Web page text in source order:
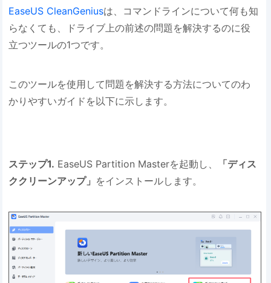
EaseUS CleanGeniusは、コマンドラインについて何も知
らなくても、ドライブ上の前述の問題を解決するのに役
立つツールの1つです。
このツールを使用して問題を解決する方法についてのわ
かりやすいガイドを以下に示します。
ステップ1. EaseUS Partition Masterを起動し、
「ディス
ククリーンアップ」 をインストールします。